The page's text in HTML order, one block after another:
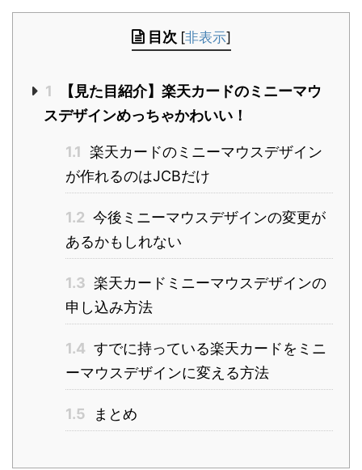
目次 [非表示]
1
【見た目紹介】楽天カードのミニーマウ
スデザインめっちゃかわいい！
1.1 楽天カードのミニーマウスデザイン
が作れるのはJCBだけ
1.2 今後ミニーマウスデザインの変更が
あるかもしれない
1.3 楽天カードミニーマウスデザインの
申し込み方法
1.4 すでに持っている楽天カードをミニ
ーマウスデザインに変える方法
1.5 まとめ